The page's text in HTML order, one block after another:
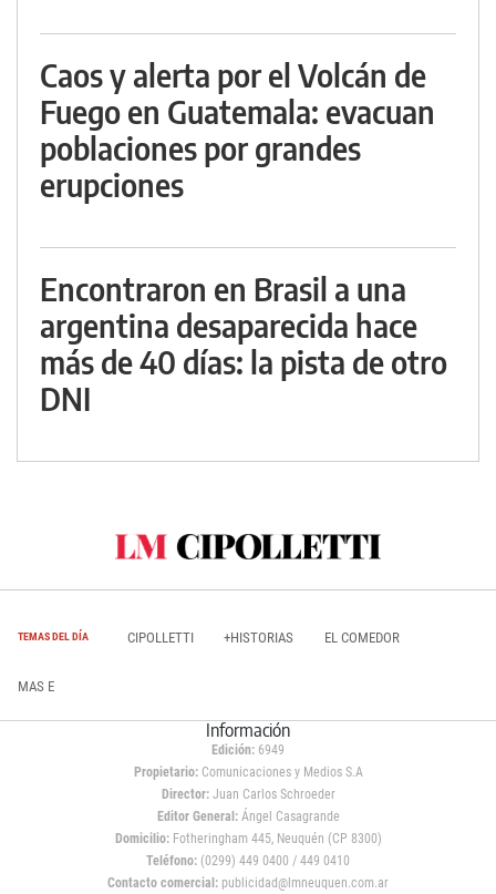
Caos y alerta por el Volcán de
Fuego en Guatemala: evacuan
poblaciones por grandes
erupciones
Encontraron en Brasil a una
argentina desaparecida hace
más de 40 días: la pista de otro
DNI
TEMAS DEL DÍA CIPOLLETTI +HISTORIAS EL COMEDOR
MAS E
Información
Edición: 6949
Propietario:Comunicaciones y Medios S.A
Director: Juan Carlos Schroeder
Editor General:Ángel Casagrande
Domicilio:Fotheringham 445, Neuquén (CP 8300)
Teléfono: (0299) 449 0400 / 449 0410
Contacto comercial: publicidad@lmneuquen.com.ar